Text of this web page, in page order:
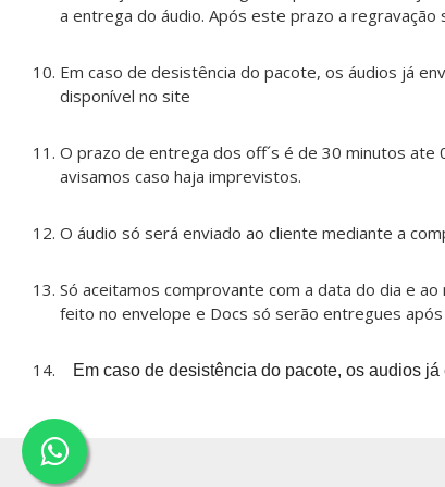
a entrega do áudio. Após este prazo a regravação
Em caso de desistência do pacote, os áudios já
disponível no site
O prazo de entrega dos off´s é de 30 minutos ate
avisamos caso haja imprevistos.
O áudio só será enviado ao cliente mediante a
Só aceitamos comprovante com a data do dia e
feito no envelope e Docs só serão entregues
Em caso de desistência do pacote, os audios